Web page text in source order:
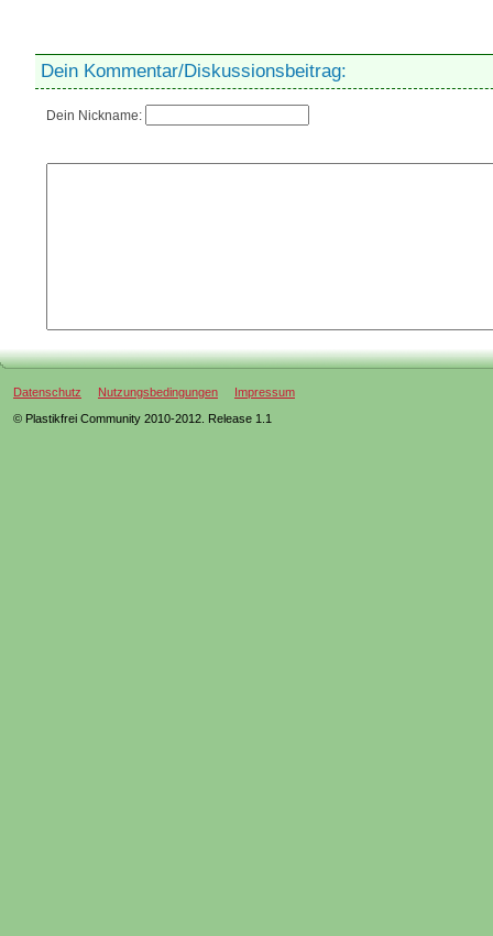
Dein Kommentar/Diskussionsbeitrag:
Dein Nickname:
Datenschutz Nutzungsbedingungen
Impressum
© Plastikfrei Community 2010-2012. Release 1.1